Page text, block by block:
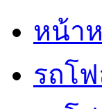
หน้า
รถโ